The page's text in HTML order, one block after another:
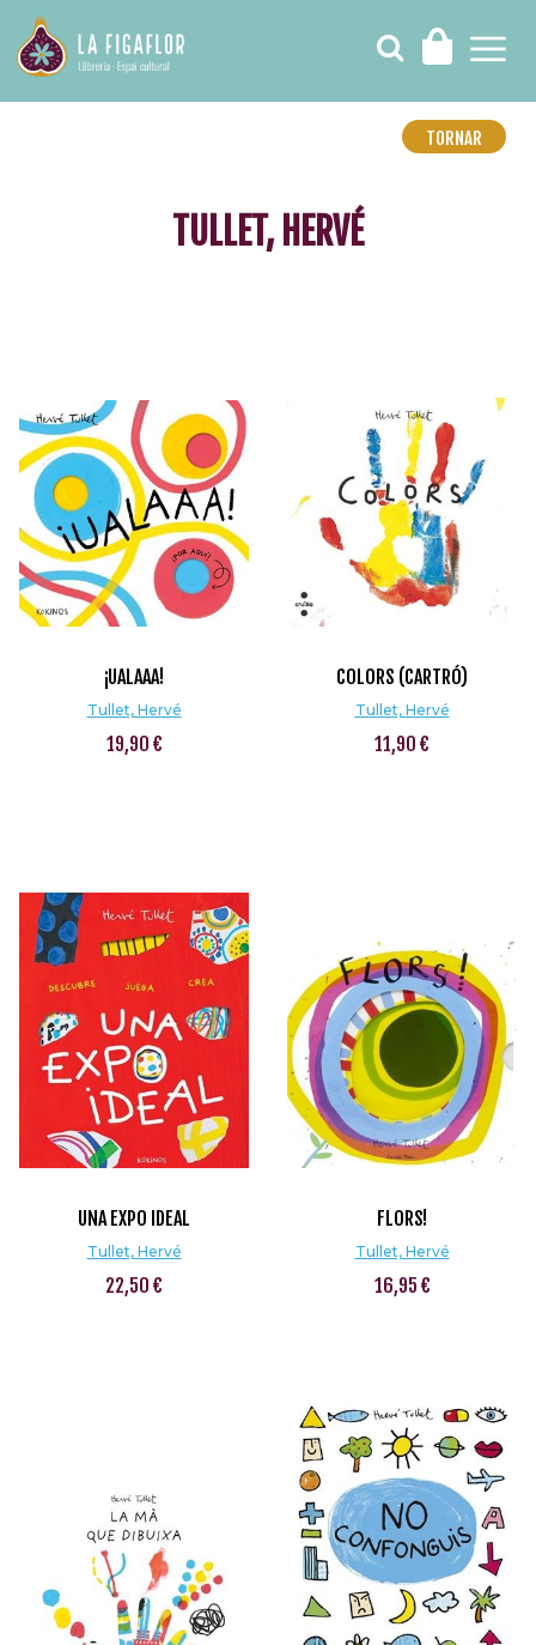
TORNAR
TULLET, HERVÉ
¡UALAAA!
Tullet, Hervé
19,90 €
COLORS (CARTRÓ)
Tullet, Hervé
11,90 €
UNA EXPO IDEAL
Tullet, Hervé
22,50 €
FLORS!
Tullet, Hervé
16,95 €